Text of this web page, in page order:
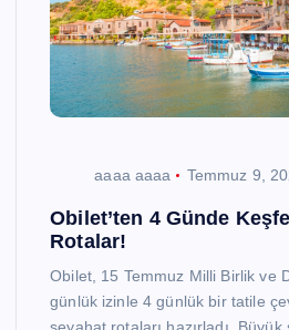
aaaa aaaa Temmuz 9,
Obilet’ten 4 Günde
Rotalar!
Obilet, 15 Temmuz Milli Birlik ve
günlük izinle 4 günlük bir tatile